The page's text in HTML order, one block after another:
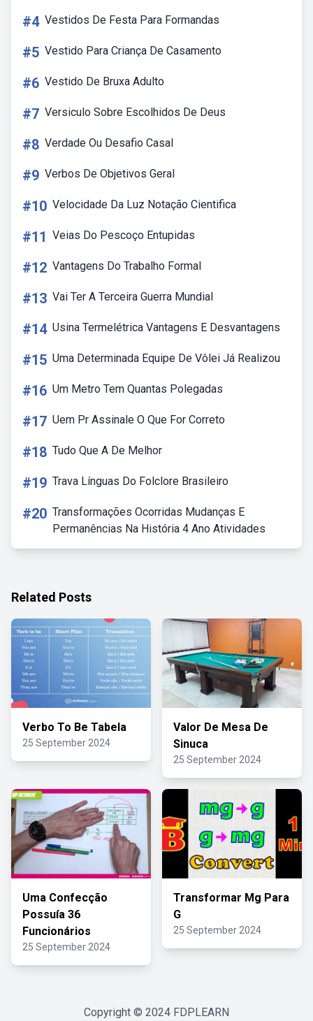
#4 Vestidos De Festa Para Formandas
#5 Vestido Para Criança De Casamento
#6 Vestido De Bruxa Adulto
#7 Versiculo Sobre Escolhidos De Deus
#8 Verdade Ou Desafio Casal
#9 Verbos De Objetivos Geral
#10 Velocidade Da Luz Notação Cientifica
#11 Veias Do Pescoço Entupidas
#12 Vantagens Do Trabalho Formal
#13 Vai Ter A Terceira Guerra Mundial
#14 Usina Termelétrica Vantagens E Desvantagens
#15 Uma Determinada Equipe De Vôlei Já Realizou
#16 Um Metro Tem Quantas Polegadas
#17 Uem Pr Assinale O Que For Correto
#18 Tudo Que A De Melhor
#19 Trava Línguas Do Folclore Brasileiro
#20 Transformações Ocorridas Mudanças E
Permanências Na História 4 Ano Atividades
Related Posts
Verbo To Be Tabela
25 September 2024
Valor De Mesa De
Sinuca
25 September 2024
Uma Confecção
Possuía 36
Funcionários
25 September 2024
Transformar Mg Para
G
25 September 2024
Copyright © 2024 FDPLEARN